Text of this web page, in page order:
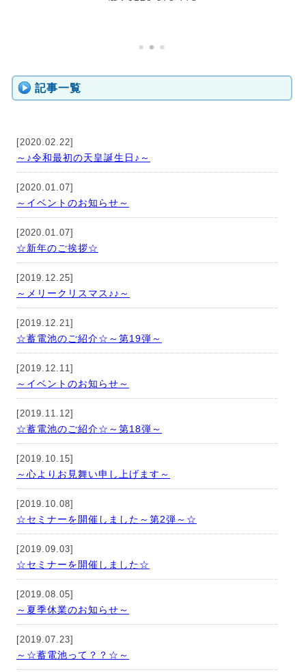
記事一覧
[2020.02.22]
～♪令和最初の天皇誕生日♪～
[2020.01.07]
～イベントのお知らせ～
[2020.01.07]
☆新年のご挨拶☆
[2019.12.25]
～メリークリスマス♪♪～
[2019.12.21]
☆蓄電池のご紹介☆～第19弾～
[2019.12.11]
～イベントのお知らせ～
[2019.11.12]
☆蓄電池のご紹介☆～第18弾～
[2019.10.15]
～心よりお見舞い申し上げます～
[2019.10.08]
☆セミナーを開催しました～第2弾～☆
[2019.09.03]
☆セミナーを開催しました☆
[2019.08.05]
～夏季休業のお知らせ～
[2019.07.23]
～☆蓄電池って？？☆～